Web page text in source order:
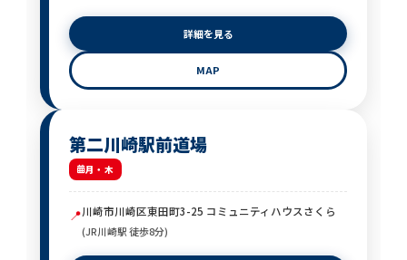
詳細を見る
MAP
第二川崎駅前道場
月・木
📍川崎市川崎区東田町3-25 コミュニティハウスさくら
(JR川崎駅 徒歩8分)